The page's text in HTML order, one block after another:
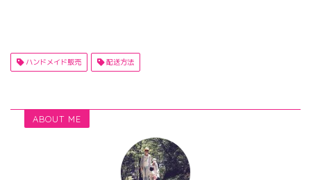
ハンドメイド販売 配送方法
ABOUT ME